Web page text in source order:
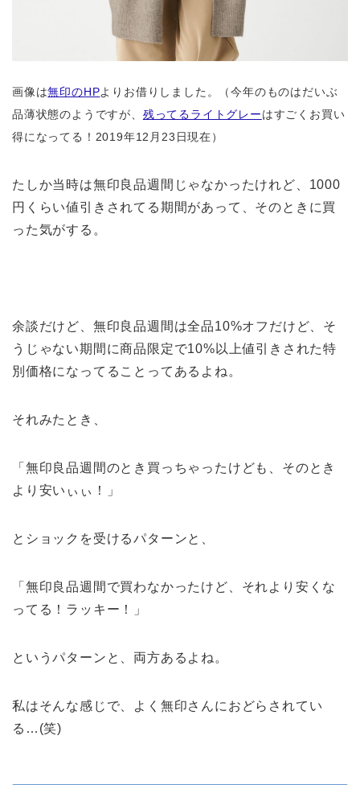
画像は無印のHPよりお借りしました。（今年のものはだいぶ
品薄状態のようですが、 残ってるライトグレーはすごくお買い
得になってる！2019年12月23日現在）
たしか当時は無印良品週間じゃなかったけれど、1000
円くらい値引きされてる期間があって、そのときに買
った気がする。
余談だけど、無印良品週間は全品10%オフだけど、そ
うじゃない期間に商品限定で10%以上値引きされた特
別価格になってることってあるよね。
それみたとき、
「無印良品週間のとき買っちゃったけども、そのとき
より安いぃぃ！」
とショックを受けるパターンと、
「無印良品週間で買わなかったけど、それより安くな
ってる！ラッキー！」
というパターンと、両方あるよね。
私はそんな感じで、よく無印さんにおどらされてい
る…(笑)